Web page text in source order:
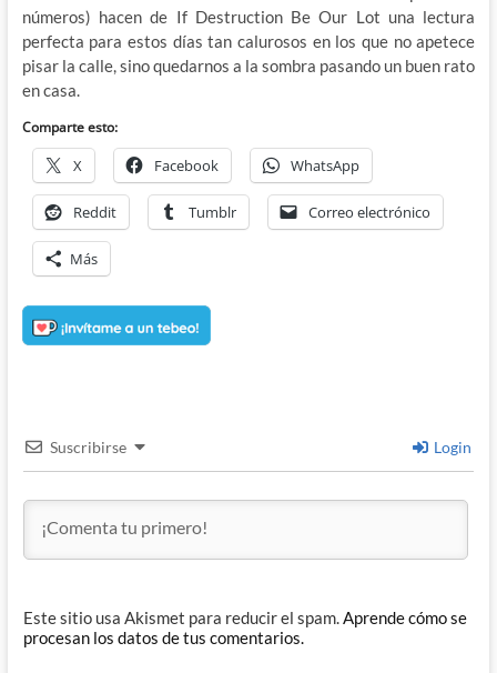
números) hacen de If Destruction Be Our Lot una lectura
perfecta para estos días tan calurosos en los que no apetece
pisar la calle, sino quedarnos a la sombra pasando un buen rato
en casa.
Comparte esto:
X Facebook WhatsApp
Reddit Tumblr Correo electrónico
Más
Suscribirse Login
Este sitio usa Akismet para reducir el spam. Aprende cómo se
procesan los datos de tus comentarios.